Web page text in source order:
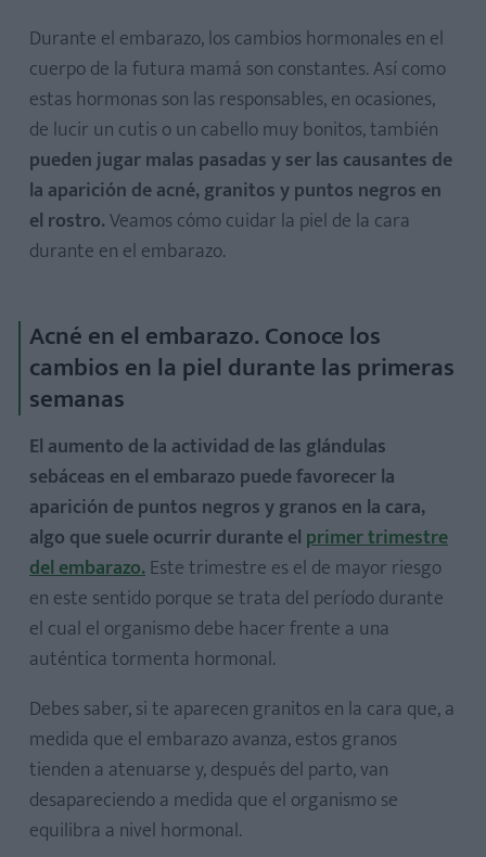
Piel más oleosa, o rostro radiante o acné y granitos
2. Desmaquillarse cada noche o evitar el maquillaje
3. Usar un protector solar adecuado
4. Hidratarse de forma regular
5. No tocarse las espinillas
Durante el embarazo, los cambios hormonales en el
cuerpo de la futura mamá son constantes. Así como
estas hormonas son las responsables, en ocasiones,
de lucir un cutis o un cabello muy bonitos, también
pueden jugar malas pasadas y ser las causantes de
la aparición de acné, granitos y puntos negros en
el rostro.Veamos cómo cuidar la piel de la cara
durante en el embarazo.
Acné en el embarazo. Conoce los
cambios en la piel durante las primeras
semanas
El aumento de la actividad de las glándulas
sebáceas en el embarazo puede favorecer la
aparición de puntos negros y granos en la cara,
algo que suele ocurrir durante el primer trimestre
del embarazo.Este trimestre es el de mayor riesgo
en este sentido porque se trata del período durante
el cual el organismo debe hacer frente a una
auténtica tormenta hormonal.
Debes saber, si te aparecen granitos en la cara que, a
medida que el embarazo avanza, estos granos
tienden a atenuarse y, después del parto, van
desapareciendo a medida que el organismo se
equilibra a nivel hormonal.